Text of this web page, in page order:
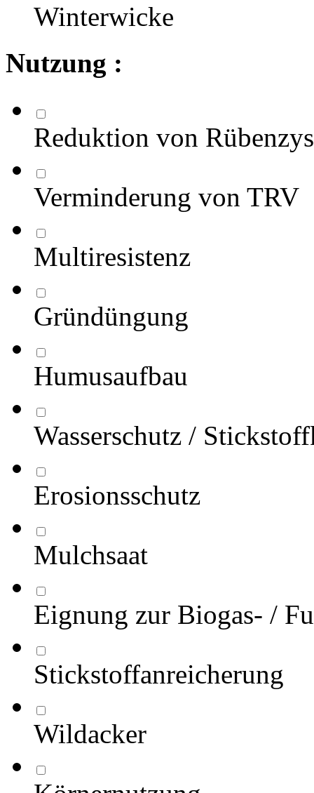
Winterwicke
Nutzung :
Reduktion von
Verminderung von TRV
Multiresistenz
Gründüngung
Humusaufbau
Wasserschutz /
Erosionsschutz
Mulchsaat
Eignung zur Biogas- /
Stickstoffanreicherung
Wildacker